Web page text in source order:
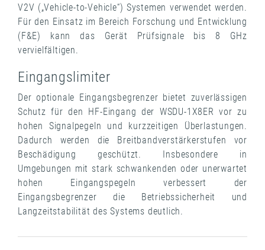
V2V („Vehicle-to-Vehicle“) Systemen verwendet werden.
Für den Einsatz im Bereich Forschung und Entwicklung
(F&E) kann das Gerät Prüfsignale bis 8 GHz
vervielfältigen.
Eingangslimiter
Der optionale Eingangsbegrenzer bietet zuverlässigen
Schutz für den HF-Eingang der WSDU-1X8ER vor zu
hohen Signalpegeln und kurzzeitigen Überlastungen.
Dadurch werden die Breitbandverstärkerstufen vor
Beschädigung geschützt. Insbesondere in
Umgebungen mit stark schwankenden oder unerwartet
hohen Eingangspegeln verbessert der
Eingangsbegrenzer die Betriebssicherheit und
Langzeitstabilität des Systems deutlich.